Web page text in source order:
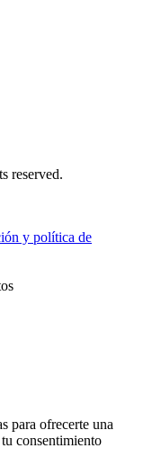
reserved.
y política de
para ofrecerte una
consentimiento